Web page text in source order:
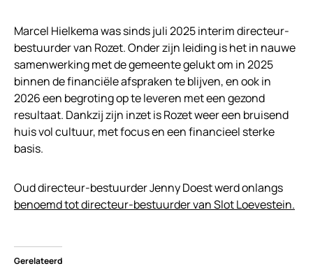
Marcel Hielkema was sinds juli 2025 interim directeur-
bestuurder van Rozet. Onder zijn leiding is het in nauwe
samenwerking met de gemeente gelukt om in 2025
binnen de financiële afspraken te blijven, en ook in
2026 een begroting op te leveren met een gezond
resultaat. Dankzij zijn inzet is Rozet weer een bruisend
huis vol cultuur, met focus en een financieel sterke
basis.
Oud directeur-bestuurder Jenny Doest werd onlangs
benoemd tot directeur-bestuurder van Slot Loevestein.
Gerelateerd